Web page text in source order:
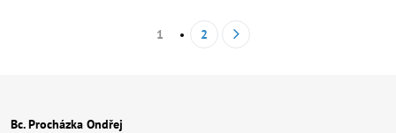
1 2
Bc. Procházka Ondřej